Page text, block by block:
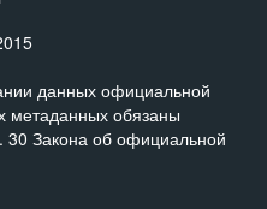
данных официальной
метаданных обязаны
30 Закона об официальной